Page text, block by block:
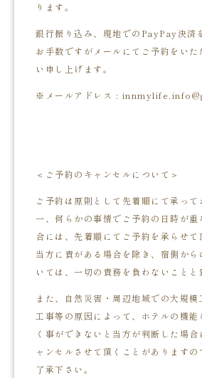
ります。
銀行振り込み、現地でのPayPay決済
お手数ですがメールにてご予約をいた
い申し上げます。
※メールアドレス :
＜ご予約のキャンセルについて＞
ご予約は原則として先着順にて承っ
一、何らかの事情でご予約の日時が重
合には、先着順にてご予約を承らせて
当方に責がある場合を除き、宿側から
いては、一切の責務を負わないことと
また、自然災害・周辺地域での大規模
工事等の原因によって、ホテルの機能
く事ができないと当方が判断した場
ャンセルさせて頂くことがありますの
了承下さい。